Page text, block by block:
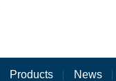
Products News